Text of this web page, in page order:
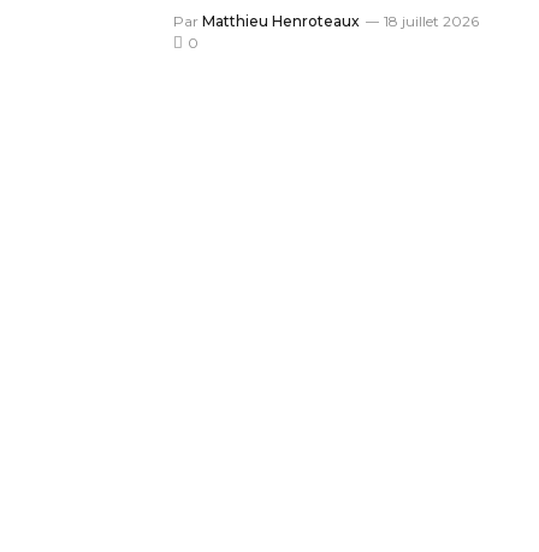
Par Matthieu Henroteaux
18 juillet 2026
0